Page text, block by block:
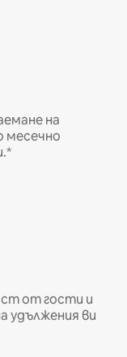
на
месечно
от гости и
удължения ви